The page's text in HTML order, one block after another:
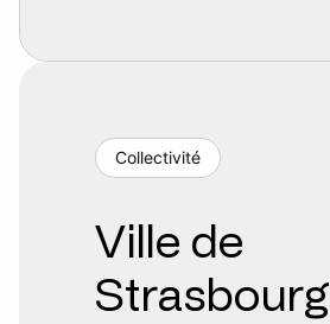
Collectivité
Ville de
Strasbourg